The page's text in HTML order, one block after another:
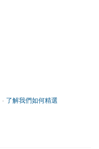
· 了解我們如何精選